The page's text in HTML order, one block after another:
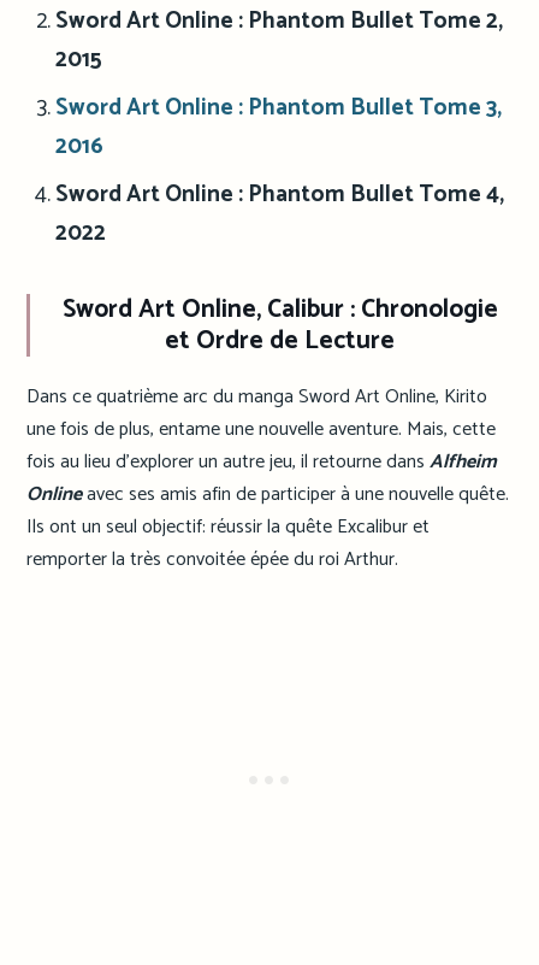
Sword Art Online : Phantom Bullet Tome 2,
2015
Sword Art Online : Phantom Bullet Tome 3,
2016
Sword Art Online : Phantom Bullet Tome 4,
2022
Sword Art Online, Calibur: Chronologie
et Ordre de Lecture
Dans ce quatrième arc du manga Sword Art Online, Kirito
une fois de plus, entame une nouvelle aventure. Mais, cette
fois au lieu d’explorer un autre jeu, il retourne dansAlfheim
Onlineavec ses amis afin de participer à une nouvelle quête.
Ils ont un seul objectif: réussir la quête Excalibur et
remporter la très convoitée épée du roi Arthur.